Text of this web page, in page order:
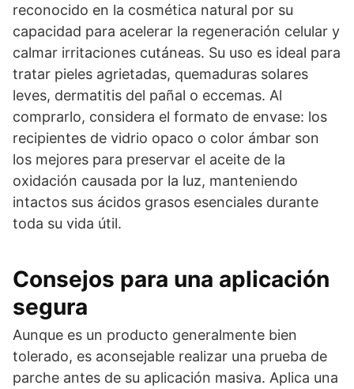
reconocido en la cosmética natural por su
capacidad para acelerar la regeneración celular y
calmar irritaciones cutáneas. Su uso es ideal para
tratar pieles agrietadas, quemaduras solares
leves, dermatitis del pañal o eccemas. Al
comprarlo, considera el formato de envase: los
recipientes de vidrio opaco o color ámbar son
los mejores para preservar el aceite de la
oxidación causada por la luz, manteniendo
intactos sus ácidos grasos esenciales durante
toda su vida útil.
Consejos para una aplicación
segura
Aunque es un producto generalmente bien
tolerado, es aconsejable realizar una prueba de
parche antes de su aplicación masiva. Aplica una